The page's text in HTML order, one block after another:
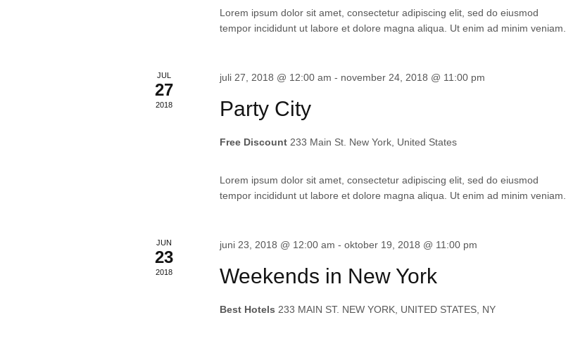
Lorem ipsum dolor sit amet, consectetur adipiscing elit, sed do eiusmod
tempor incididunt ut labore et dolore magna aliqua. Ut enim ad minim veniam.
JUL
27
2018
juli 27, 2018 @ 12:00 am - november 24, 2018 @ 11:00 pm
Party City
Free Discount 233 Main St. New York, United States
Lorem ipsum dolor sit amet, consectetur adipiscing elit, sed do eiusmod
tempor incididunt ut labore et dolore magna aliqua. Ut enim ad minim veniam.
JUN
23
2018
juni 23, 2018 @ 12:00 am - oktober 19, 2018 @ 11:00 pm
Weekends in New York
Best Hotels 233 MAIN ST. NEW YORK, UNITED STATES, NY